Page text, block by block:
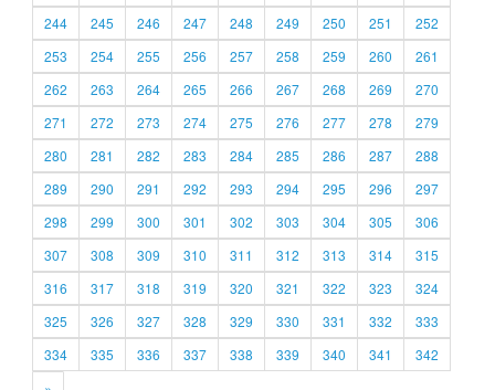
244
245 246 247 248 249 250 251
252
253
254 255 256 257 258 259 260
261
262
263 264 265 266 267 268 269
270
271
272 273 274 275 276 277 278
279
280
281 282 283 284 285 286 287
288
289
290 291 292 293 294 295 296
297
298
299 300 301 302 303 304 305
306
307
308 309 310 311 312 313 314
315
316
317 318 319 320 321 322 323
324
325
326 327 328 329 330 331 332
333
334
335 336 337 338 339 340 341
342